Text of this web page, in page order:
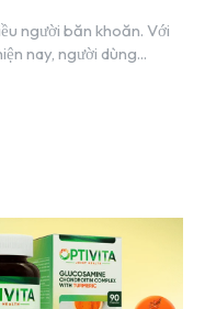
người băn khoăn. Với
nay, người dùng...